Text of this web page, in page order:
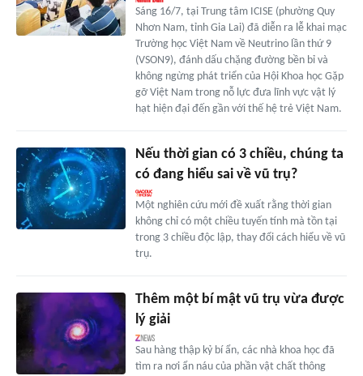
Sáng 16/7, tại Trung tâm ICISE (phường Quy
Nhơn Nam, tỉnh Gia Lai) đã diễn ra lễ khai mạc
Trường học Việt Nam về Neutrino lần thứ 9
(VSON9), đánh dấu chặng đường bền bỉ và
không ngừng phát triển của Hội Khoa học Gặp
gỡ Việt Nam trong nỗ lực đưa lĩnh vực vật lý
hạt hiện đại đến gần với thế hệ trẻ Việt Nam.
Nếu thời gian có 3 chiều, chúng ta
có đang hiểu sai về vũ trụ?
Một nghiên cứu mới đề xuất rằng thời gian
không chỉ có một chiều tuyến tính mà tồn tại
trong 3 chiều độc lập, thay đổi cách hiểu về vũ
trụ.
Thêm một bí mật vũ trụ vừa được
lý giải
Sau hàng thập kỷ bí ẩn, các nhà khoa học đã
tìm ra nơi ẩn náu của phần vật chất thông